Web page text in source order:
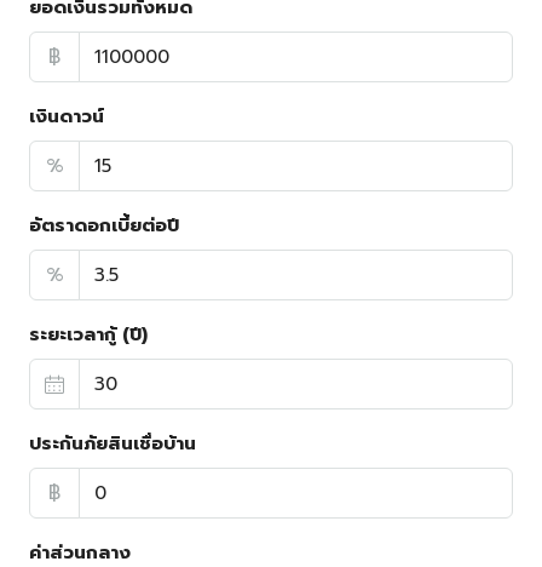
ยอดเงินรวมทั้งหมด
฿
เงินดาวน์
%
อัตราดอกเบี้ยต่อปี
%
ระยะเวลากู้ (ปี)
ประกันภัยสินเชื่อบ้าน
฿
ค่าส่วนกลาง